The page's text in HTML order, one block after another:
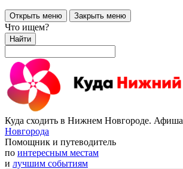
Открыть меню Закрыть меню
Что ищем?
Найти
Куда сходить в Нижнем Новгороде. Афиша
Новгорода
Помощник и путеводитель
по интересным местам
и лучшим событиям